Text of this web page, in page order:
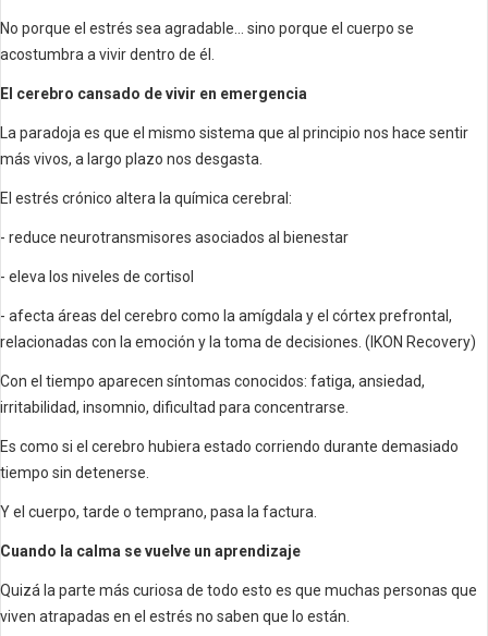
No porque el estrés sea agradable… sino porque el cuerpo se
acostumbra a vivir dentro de él.
El cerebro cansado de vivir en emergencia
La paradoja es que el mismo sistema que al principio nos hace sentir
más vivos, a largo plazo nos desgasta.
El estrés crónico altera la química cerebral:
- reduce neurotransmisores asociados al bienestar
- eleva los niveles de cortisol
- afecta áreas del cerebro como la amígdala y el córtex prefrontal,
relacionadas con la emoción y la toma de decisiones. (IKON Recovery)
Con el tiempo aparecen síntomas conocidos: fatiga, ansiedad,
irritabilidad, insomnio, dificultad para concentrarse.
Es como si el cerebro hubiera estado corriendo durante demasiado
tiempo sin detenerse.
Y el cuerpo, tarde o temprano, pasa la factura.
Cuando la calma se vuelve un aprendizaje
Quizá la parte más curiosa de todo esto es que muchas personas que
viven atrapadas en el estrés no saben que lo están.